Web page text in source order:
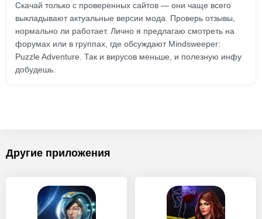
Скачай только с проверенных сайтов — они чаще всего
выкладывают актуальные версии мода. Проверь отзывы,
нормально ли работает. Лично я предлагаю смотреть на
форумах или в группах, где обсуждают Mindsweeper:
Puzzle Adventure. Так и вирусов меньше, и полезную инфу
добудешь.
Другие приложения